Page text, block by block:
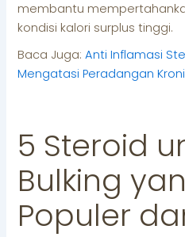
membantu
kondisi kalori surplus tinggi.
Baca Juga:Anti Inflamasi
Mengatasi Peradangan
5 Steroid
Bulking
Populer